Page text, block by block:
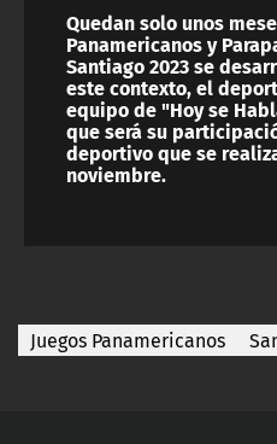
Quedan solo unos
Panamericanos y
Santiago 2023 se
este contexto, el
equipo de "Hoy se
que será su
deportivo que se
noviembre.
Juegos Panamericanos